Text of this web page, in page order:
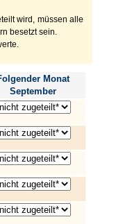
wird, müssen alle
besetzt sein.
Monat
September